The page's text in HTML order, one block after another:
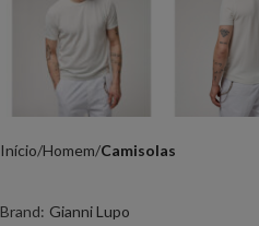
Início Homem Camisolas
Brand: Gianni Lupo